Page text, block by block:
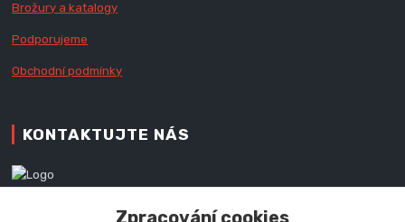
Brožury a katalogy
Podporujeme
Obchodní podmínky
KONTAKTUJTE NÁS
+420 777 979 111